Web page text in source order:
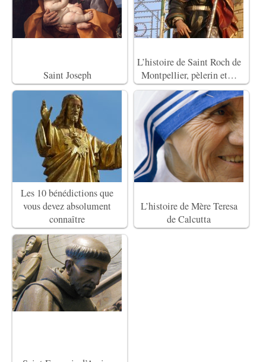
Saint Joseph
L’histoire de Saint Roch de
Montpellier, pèlerin et…
Les 10 bénédictions que
vous devez absolument
connaître
L’histoire de Mère Teresa
de Calcutta